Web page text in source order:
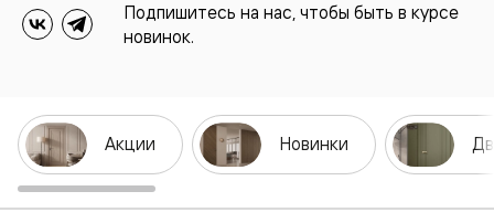
Подпишитесь на нас, чтобы быть в курсе
новинок.
Акции Новинки